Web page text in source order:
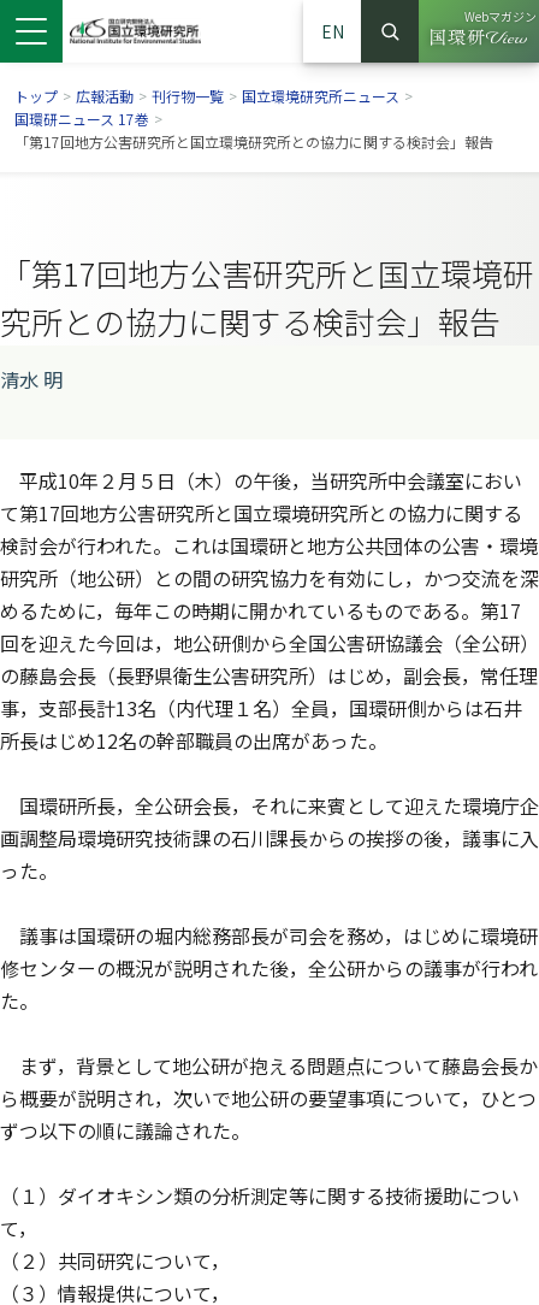
EN
サイト内検索
検索
Webマガジン
（別ウイ
トップ > 広報活動 > 刊行物一覧 > 国立環境研究所ニュース >
国環研ニュース 17巻 >
「第17回地方公害研究所と国立環境研究所との協力に関する検討会」報告
「第17回地方公害研究所と国立環境研
究所との協力に関する検討会」報告
清水 明
平成10年２月５日（木）の午後，当研究所中会議室におい
て第17回地方公害研究所と国立環境研究所との協力に関する
検討会が行われた。これは国環研と地方公共団体の公害・環境
研究所（地公研）との間の研究協力を有効にし，かつ交流を深
めるために，毎年この時期に開かれているものである。第17
回を迎えた今回は，地公研側から全国公害研協議会（全公研）
の藤島会長（長野県衛生公害研究所）はじめ，副会長，常任理
事，支部長計13名（内代理１名）全員，国環研側からは石井
所長はじめ12名の幹部職員の出席があった。
国環研所長，全公研会長，それに来賓として迎えた環境庁企
画調整局環境研究技術課の石川課長からの挨拶の後，議事に入
った。
議事は国環研の堀内総務部長が司会を務め，はじめに環境研
修センターの概況が説明された後，全公研からの議事が行われ
た。
まず，背景として地公研が抱える問題点について藤島会長か
ら概要が説明され，次いで地公研の要望事項について，ひとつ
ずつ以下の順に議論された。
（１）ダイオキシン類の分析測定等に関する技術援助につい
て，
（２）共同研究について，
（３）情報提供について，